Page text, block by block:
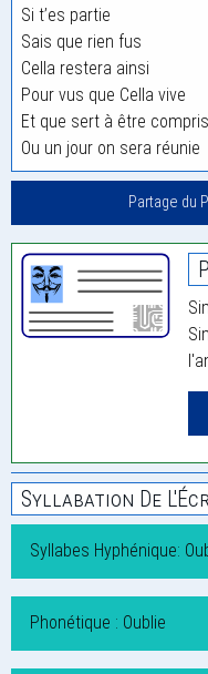
Si t’es partie
Sais que rien fus
Cella restera ainsi
Pour vus que Cella vive
Et que sert à être compris
Ou un jour on sera réunie
Partage du
Syllabation De
Syllabes Hyphénique:
Phonétique : Oublie